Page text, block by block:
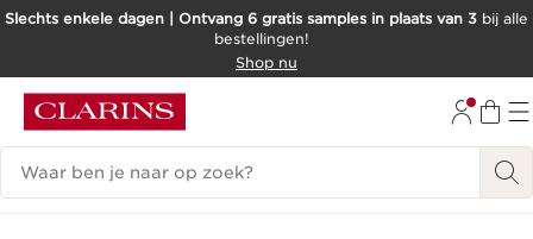
DOORGAAN NAAR INHOUD
Slechts enkele dagen | Ontvang 6 gratis samples in plaats van 3 bij alle
bestellingen!
Shop nu
Zoekgeschiedenis